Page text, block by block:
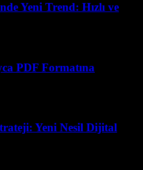
Yeni Trend: Hızlı ve
PDF Formatına
Yeni Nesil Dijital